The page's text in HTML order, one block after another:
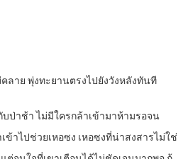
ลาย พุ่งทะยานตรงไปยังวังหลังทันที
ป่าช้า ไม่มีใครกล้าเข้ามาห้ามรอจน
ข้าไปช่วยเหอซง เหอซงที่น่าสงสารไม่ใช่